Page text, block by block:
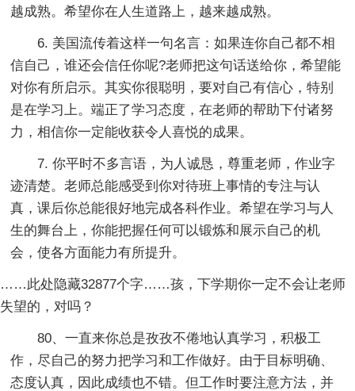
越成熟。希望你在人生道路上，越来越成熟。
6. 美国流传着这样一句名言：如果连你自己都不相
信自己，谁还会信任你呢?老师把这句话送给你，希望能
对你有所启示。其实你很聪明，要对自己有信心，特别
是在学习上。端正了学习态度，在老师的帮助下付诸努
力，相信你一定能收获令人喜悦的成果。
7. 你平时不多言语，为人诚恳，尊重老师，作业字
迹清楚。老师总能感受到你对待班上事情的专注与认
真，课后你总能很好地完成各科作业。希望在学习与人
生的舞台上，你能把握任何可以锻炼和展示自己的机
会，使各方面能力有所提升。
……此处隐藏32877个字……孩，下学期你一定不会让老师
失望的，对吗？
80、一直来你总是孜孜不倦地认真学习，积极工
作，尽自己的努力把学习和工作做好。由于目标明确、
态度认真，因此成绩也不错。但工作时要注意方法，并